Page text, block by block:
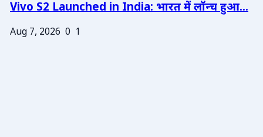
Vivo S2 Launched in India: भारत में लॉन्च हुआ...
Aug 7, 2026 0 1